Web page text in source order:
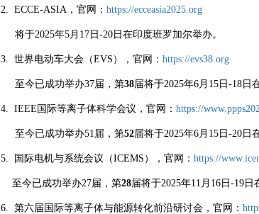
2. ECCE-ASIA，官网： https://ecceasia2025.org
将于2025年5月17日-20日在印度班罗加尔举办。
3. 世界电动车大会（EVS），官网： https://evs38.org
至今已成功举办37届，第38届将于2025年6月15日-18日
4. IEEE国际等离子体科学会议，官网： https://
至今已成功举办51届，第52届将于2025年6月15日-20日
5. 国际电机与系统会议（ICEMS），官网： https://
至今已成功举办27届，第28届将于2025年11月16日-19日
6. 第六届国际等离子体与能源转化前沿研讨会，官网：